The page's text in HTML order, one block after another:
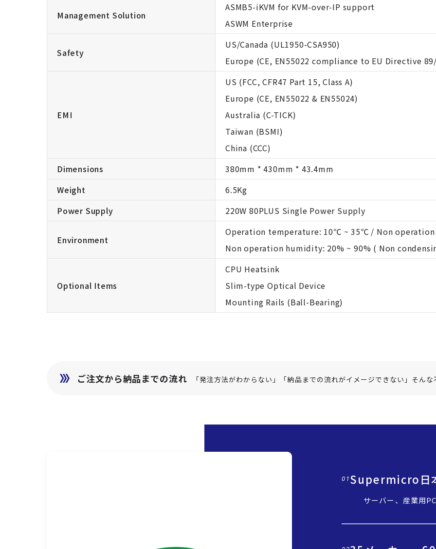
Management Solution
ASMB5-iKVM for KVM-over-IP support
ASWM Enterprise
Safety
US/Canada (UL1950-CSA950)
Europe (CE, EN55022 compliance to EU Directive
EMI
US (FCC, CFR47 Part 15, Class A)
Europe (CE, EN55022 & EN55024)
Australia (C-TICK)
Taiwan (BSMI)
China (CCC)
Dimensions
380mm * 430mm * 43.4mm
Weight
6.5Kg
Power Supply
220W 80PLUS Single Power Supply
Environment
Operation temperature: 10℃ ~ 35℃ / Non
Non operation humidity: 20% ~ 90% ( Non
Optional Items
CPU Heatsink
Slim-type Optical Device
Mounting Rails (Ball-Bearing)
ご注文から納品までの流れ 「発注方法がわからない」「納品までの流れがイメージできない」そん
01 Supermicro日
サーバー、産業用